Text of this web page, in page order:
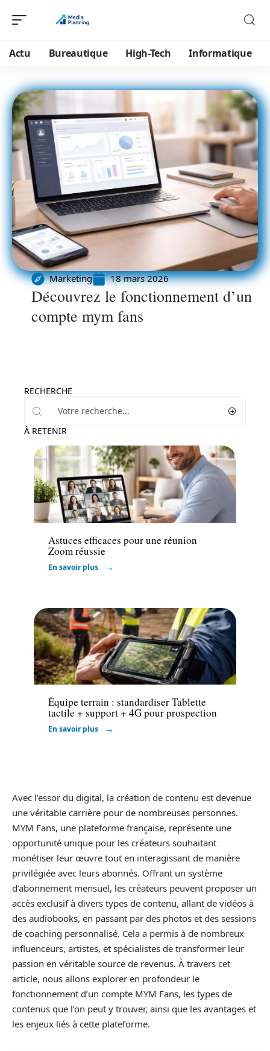
Actu Bureautique High-Tech Informatique
Marketing 18 mars 2026
Découvrez le fonctionnement d’un
compte mym fans
RECHERCHE
À RETENIR
Marketing
Astuces efficaces pour une réunion
Zoom réussie
En savoir plus
Marketing
Équipe terrain : standardiser Tablette
tactile + support + 4G pour prospection
En savoir plus
Avec l’essor du digital, la création de contenu est devenue
une véritable carrière pour de nombreuses personnes.
MYM Fans, une plateforme française, représente une
opportunité unique pour les créateurs souhaitant
monétiser leur œuvre tout en interagissant de manière
privilégiée avec leurs abonnés. Offrant un système
d’abonnement mensuel, les créateurs peuvent proposer un
accès exclusif à divers types de contenu, allant de vidéos à
des audiobooks, en passant par des photos et des sessions
de coaching personnalisé. Cela a permis à de nombreux
influenceurs, artistes, et spécialistes de transformer leur
passion en véritable source de revenus. À travers cet
article, nous allons explorer en profondeur le
fonctionnement d’un compte MYM Fans, les types de
contenus que l’on peut y trouver, ainsi que les avantages et
les enjeux liés à cette plateforme.